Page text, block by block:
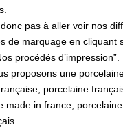
donc pas à aller voir nos
de marquage en cliquant
procédés d’impression”.
proposons une
porcelaine
made in france, porcelaine